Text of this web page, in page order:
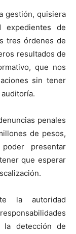
gestión, quisiera
de
tres órdenes de
resultados de
que nos
sin tener
penales
de pesos,
presentar
que esperar
la autoridad
la detección de